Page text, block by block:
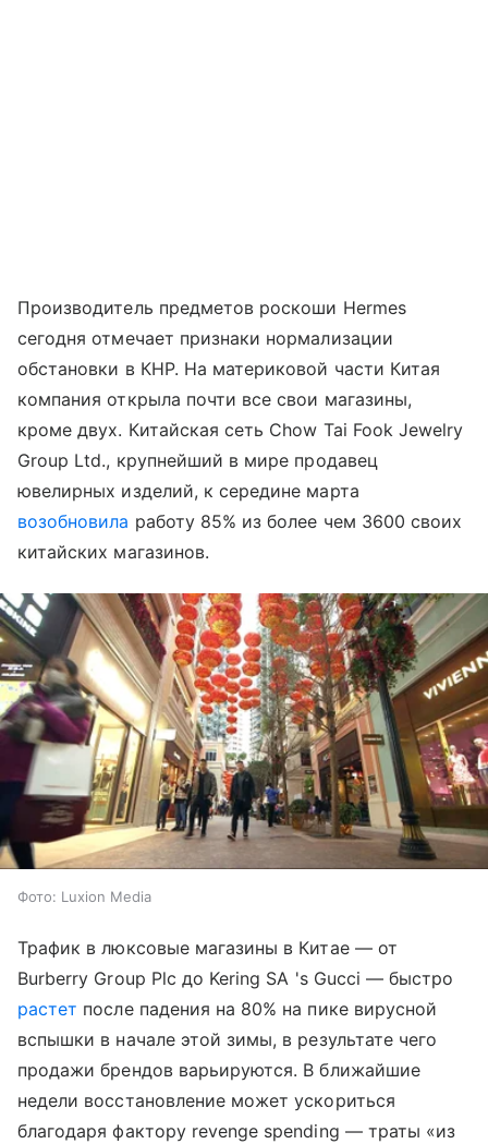
Производитель предметов роскоши Hermes
сегодня отмечает признаки нормализации
обстановки в КНР. На материковой части Китая
компания открыла почти все свои магазины,
кроме двух. Китайская сеть Chow Tai Fook Jewelry
Group Ltd., крупнейший в мире продавец
ювелирных изделий, к середине марта
возобновила работу 85% из более чем 3600 своих
китайских магазинов.
Фото: Luxion Media
Трафик в люксовые магазины в Китае — от
Burberry Group Plc до Kering SA 's Gucci — быстро
растет после падения на 80% на пике вирусной
вспышки в начале этой зимы, в результате чего
продажи брендов варьируются. В ближайшие
недели восстановление может ускориться
благодаря фактору revenge spending — траты «из